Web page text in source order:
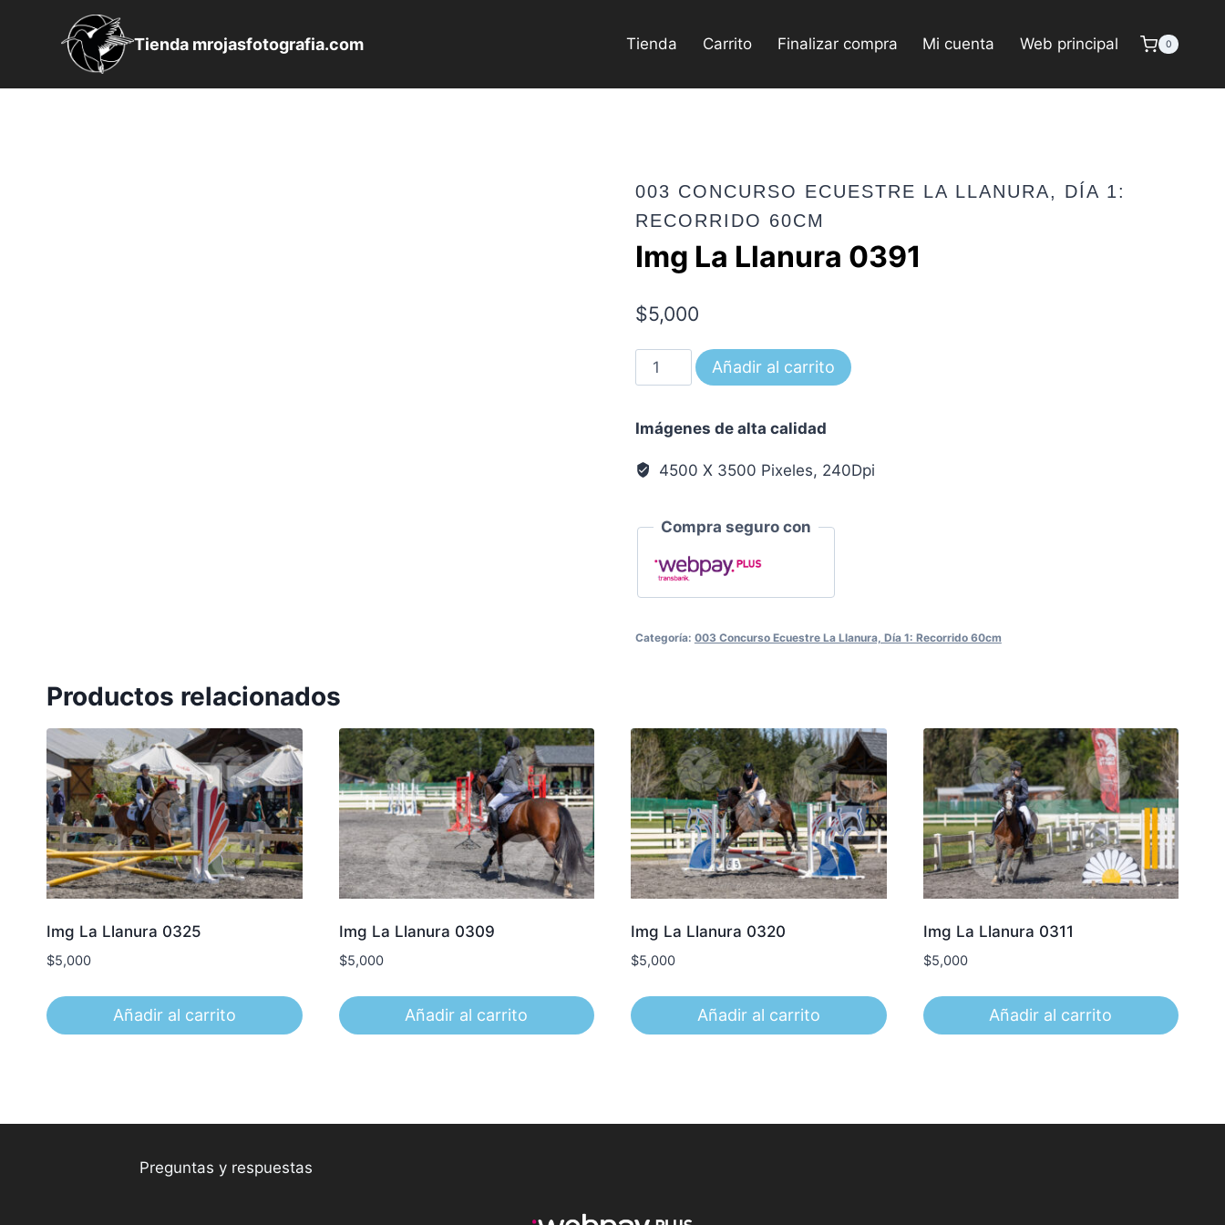
contenido
Tienda mrojasfotografia.com Tienda Carrito Finalizar compra Mi cuenta Web principal 0
003 CONCURSO ECUESTRE LA LLANURA, DÍA 1:
RECORRIDO 60CM
Img La Llanura 0391
$5,000
Img
La
0391
cantidad
Añadir al carrito
Imágenes de alta calidad
4500 X 3500 Pixeles, 240Dpi
Compra seguro con
Categoría: 003 Concurso Ecuestre La Llanura, Día 1: Recorrido 60cm
Productos relacionados
Img La Llanura 0325
$5,000
Añadir al carrito
Img La Llanura 0309
$5,000
Añadir al carrito
Img La Llanura 0320
$5,000
Añadir al carrito
Img La Llanura 0311
$5,000
Añadir al carrito
Preguntas y respuestas